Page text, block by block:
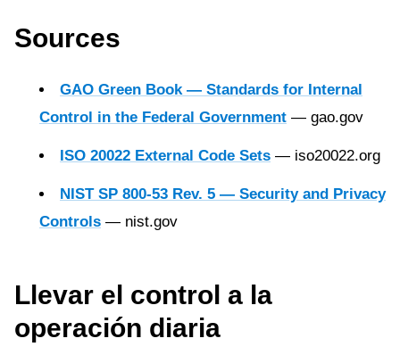
Sources
GAO Green Book — Standards for Internal
Control in the Federal Government — gao.gov
ISO 20022 External Code Sets — iso20022.org
NIST SP 800-53 Rev. 5 — Security and Privacy
Controls — nist.gov
Llevar el control a la
operación diaria